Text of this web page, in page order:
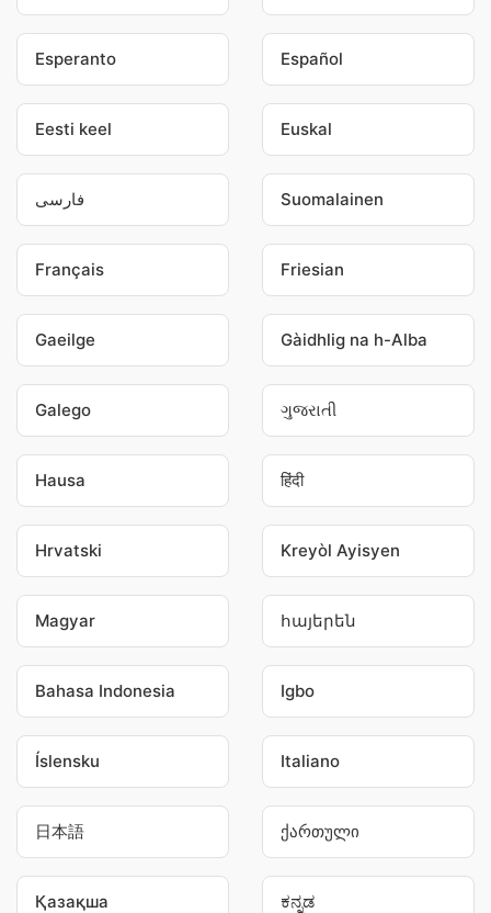
Esperanto Español
Eesti keel Euskal
فارسی Suomalainen
Français Friesian
Gaeilge Gàidhlig na h-Alba
Galego ગુજરાતી
Hausa हिंदी
Hrvatski Kreyòl Ayisyen
Magyar հայերեն
Bahasa Indonesia Igbo
Íslensku Italiano
日本語 ქართული
Қазақша ಕನ್ನಡ